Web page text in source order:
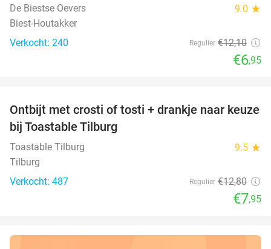
De Biestse Oevers 9.0 star
Biest-Houtakker
Verkocht: 240
Regulier €12,10
€6,95
38%
Ontbijt met crosti of tosti + drankje naar keuze
bij Toastable Tilburg
Toastable Tilburg 9.5 star
Tilburg
Verkocht: 487
Regulier €12,80
€7,95